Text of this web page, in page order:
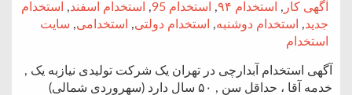
آگهی کار , استخدام ۹۴ , استخدام 95 , استخدام اسفند,
استخدام
جدید, استخدام دوشنبه, استخدام دولتی, استخدامی, سایت
استخدام
آگهی استخدام آبدارچی در تهران یک شرکت تولیدی نیازبه یک ,
خدمه آقا ، حداقل سن , ۵۰ سال دارد (سهروردی شمالی)